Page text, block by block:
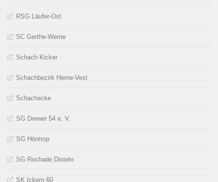
RSG Läufer-Ost
SC Gerthe-Werne
Schach Kicker
Schachbezirk Herne-Vest
Schachecke
SG Drewer 54 e. V.
SG Höntrop
SG Rochade Disteln
SK Ickern 60